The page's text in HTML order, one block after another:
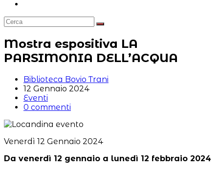
sito
web
Mostra espositiva LA
PARSIMONIA DELL’ACQUA
Autore
dell'articolo:
Biblioteca Bovio Trani
Articolo
pubblicato:
12 Gennaio 2024
Categoria
dell'articolo:
Eventi
Commenti
0 commenti
Venerdì 12 Gennaio 2024
Da venerdì 12 gennaio a lunedì 12 febbraio 2024